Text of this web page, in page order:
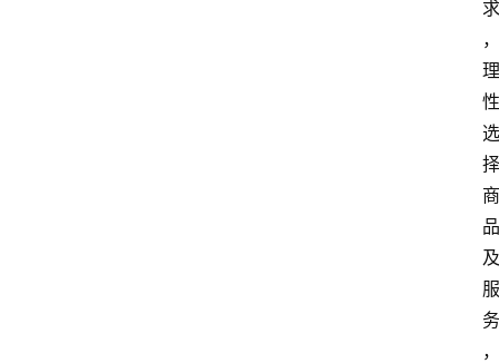
求
，
理
性
选
择
商
品
及
服
务
，